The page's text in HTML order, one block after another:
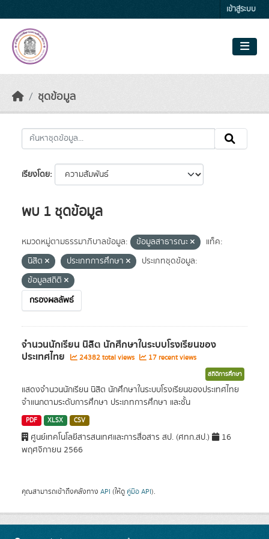
เข้าสู่ระบบ
ชุดข้อมูล
เรียงโดย
พบ 1 ชุดข้อมูล
หมวดหมู่ตามธรรมาภิบาลข้อมูล: ข้อมูลสาธารณะ
แท็ค:
นิสิต
ประเภทการศึกษา
ประเภทชุดข้อมูล:
ข้อมูลสถิติ
กรองผลลัพธ์
จำนวนนักเรียน นิสิต นักศึกษาในระบบโรงเรียนของ
ประเทศไทย 24382 total views 17 recent views
สถิติการศึกษา
แสดงจำนวนนักเรียน นิสิต นักศึกษาในระบบโรงเรียนของประเทศไทย
จำแนกตามระดับการศึกษา ประเภทการศึกษา และชั้น
PDF XLSX CSV
ศูนย์เทคโนโลยีสารสนเทศและการสื่อสาร สป. (ศทก.สป.)
16
พฤศจิกายน 2566
คุณสามารถเข้าถึงคลังทาง API (ให้ดู คู่มือ API).